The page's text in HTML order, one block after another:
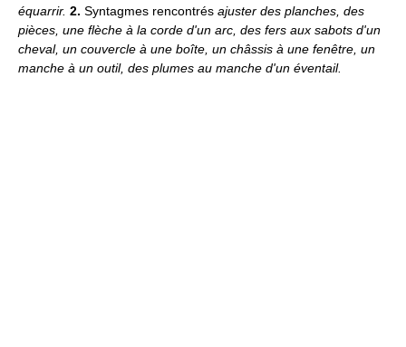
équarrir. 2. Syntagmes rencontrés ajuster des planches, des
pièces, une flèche à la corde d'un arc, des fers aux sabots d'un
cheval, un couvercle à une boîte, un châssis à une fenêtre, un
manche à un outil, des plumes au manche d'un éventail.